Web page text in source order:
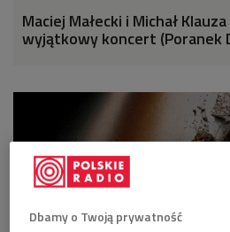
Maciej Małecki i Michał
wyjątkowy koncert (Poranek
Dbamy o Twoją prywatność